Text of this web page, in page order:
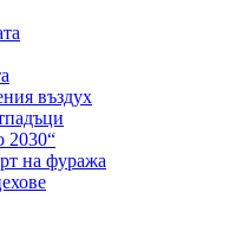
въздух
2030“
на фуража